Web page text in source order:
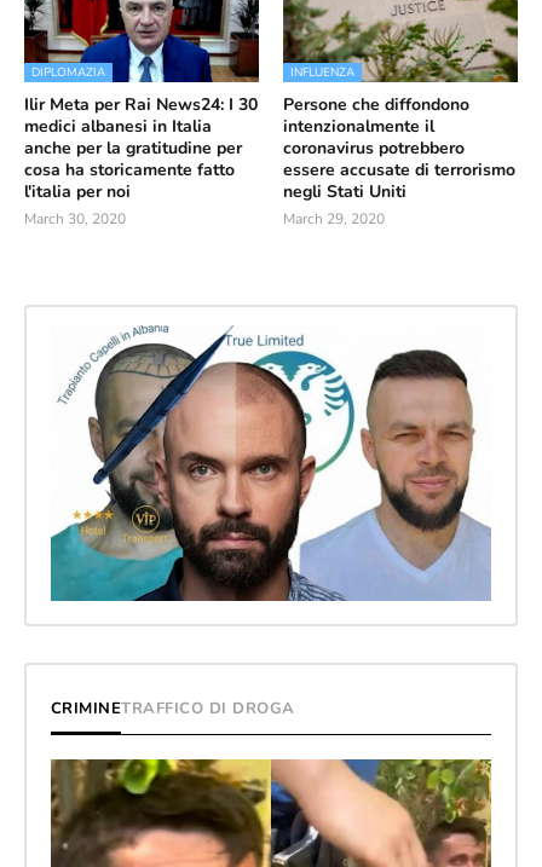
DIPLOMAZIA
Ilir Meta per Rai News24: I 30
medici albanesi in Italia
anche per la gratitudine per
cosa ha storicamente fatto
l'italia per noi
March 30, 2020
INFLUENZA
Persone che diffondono
intenzionalmente il
coronavirus potrebbero
essere accusate di terrorismo
negli Stati Uniti
March 29, 2020
CRIMINETRAFFICO DI DROGA